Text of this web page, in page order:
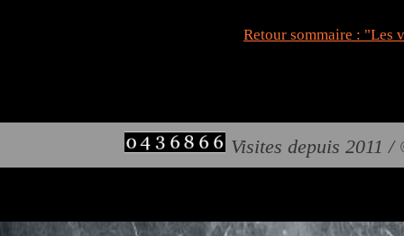
Retour sommaire : "Les
Visites depuis 2011